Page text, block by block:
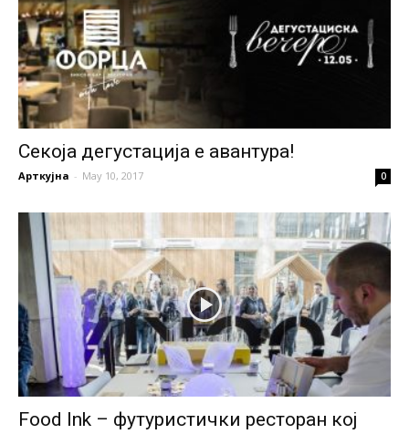
Секоја дегустација е авантура!
Арткујна - May 10, 2017 0
Food Ink – футуристички ресторан кој